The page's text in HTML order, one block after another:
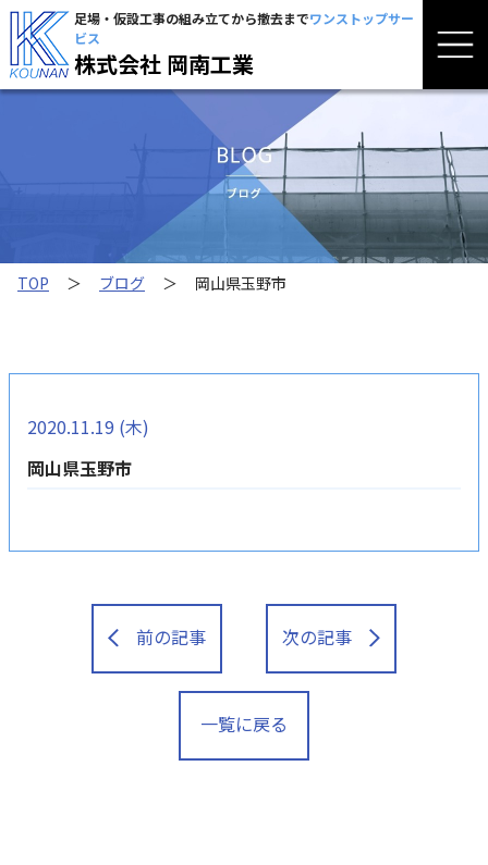
足場・仮設工事の組み立てから撤去までワンストップサー
ビス
株式会社 岡南工業
TOP ＞ ブログ ＞ 岡山県玉野市
2020.11.19 (木)
岡山県玉野市
前の記事
一覧に戻る
次の記事